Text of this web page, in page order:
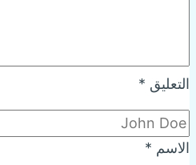
التعليق *
الاسم *